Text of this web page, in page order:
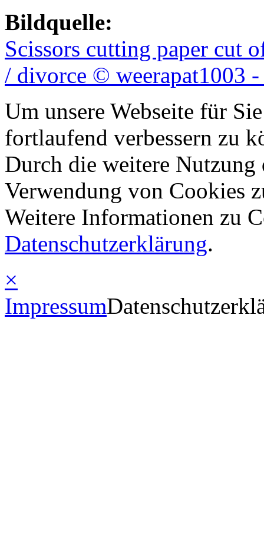
Bildquelle:
Scissors cutting paper cut
/ divorce © weerapat1003
Um unsere Webseite für
fortlaufend verbessern zu
Durch die weitere Nutzung
Verwendung von Cookies
Weitere Informationen zu
Datenschutzerklärung.
×
Impressum